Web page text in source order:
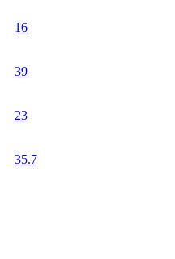
16
39
23
35.7